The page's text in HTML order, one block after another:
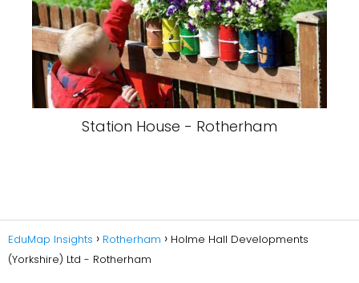
Station House - Rotherham
EduMap Insights Rotherham
Holme Hall Developments
(Yorkshire) Ltd - Rotherham